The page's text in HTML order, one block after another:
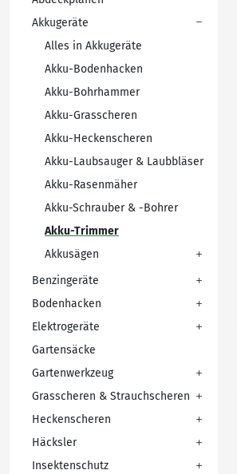
Akkugeräte
Alles in Akkugeräte
Akku-Bodenhacken
Akku-Bohrhammer
Akku-Grasscheren
Akku-Heckenscheren
Akku-Laubsauger & Laubbläser
Akku-Rasenmäher
Akku-Schrauber & -Bohrer
Akku-Trimmer
Akkusägen
Benzingeräte
Bodenhacken
Elektrogeräte
Gartensäcke
Gartenwerkzeug
Grasscheren & Strauchscheren
Heckenscheren
Häcksler
Insektenschutz